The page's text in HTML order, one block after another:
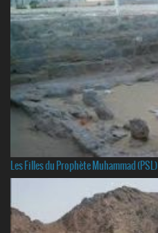
Les Filles du Prophète Muhammad (PSL)